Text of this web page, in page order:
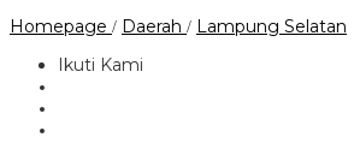
Homepage / Daerah / Lampung Selatan
Ikuti Kami